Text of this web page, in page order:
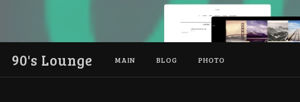
90's Lounge MAIN BLOG PHOTO